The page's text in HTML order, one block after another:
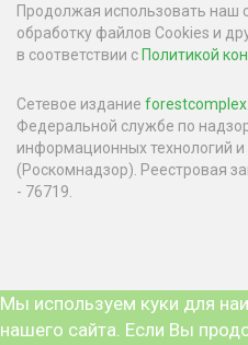
Продолжая использовать наш
обработку файлов Cookies и
в соответствии сПолитикой
Сетевое издание
Федеральной службе по
информационных технологий
(Роскомнадзор). Реестровая
- 76719.
Мы используем куки для
нашего сайта. Если Вы